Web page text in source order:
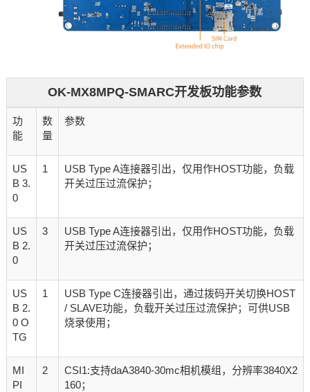
OK-MX8MPQ-SMARC开发板功能参数
功
能
数
量
参数
US
B 3.
0
1
USB Type A连接器引出，仅用作HOST功能，负载
开关过压过流保护；
US
B 2.
0
3
USB Type A连接器引出，仅用作HOST功能，负载
开关过压过流保护；
US
B 2.
0 O
TG
1
USB Type C连接器引出，通过拨码开关切换HOST
/ SLAVE功能，负载开关过压过流保护；可供USB
烧录使用；
MI
PI
2
CSI1:支持daA3840-30mc相机模组，分辨率3840X2
160；